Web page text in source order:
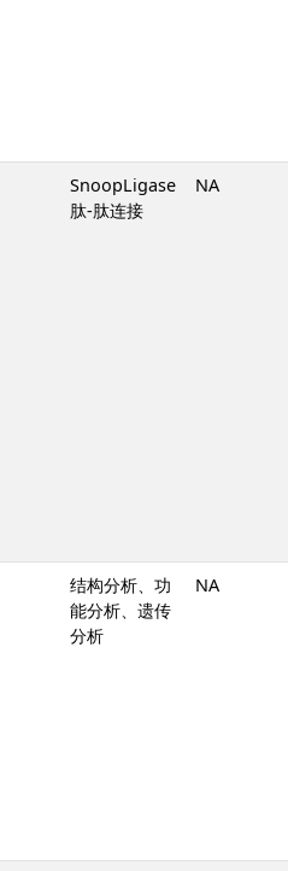
SnoopLigase
肽-肽连接
NA
结构分析、功
能分析、遗传
分析
NA